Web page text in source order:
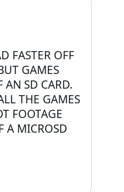
FASTER OFF
GAMES
AN SD CARD.
THE GAMES
FOOTAGE
A MICROSD